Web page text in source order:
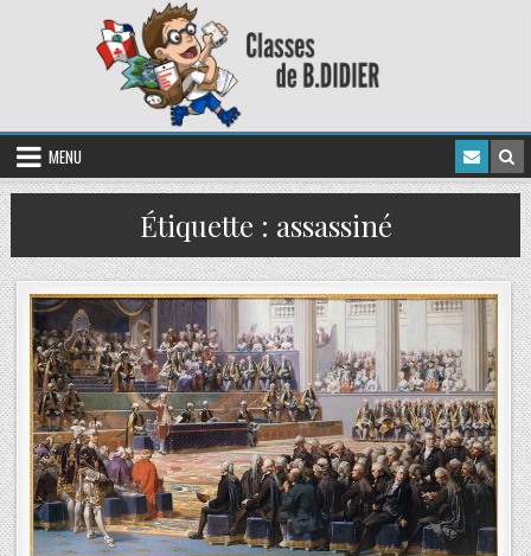
MENU
Étiquette : assassiné